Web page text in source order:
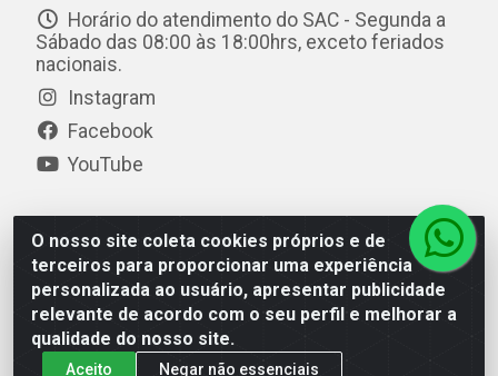
O nosso site coleta cookies próprios e de
terceiros para proporcionar uma experiência
personalizada ao usuário, apresentar publicidade
relevante de acordo com o seu perfil e melhorar a
qualidade do nosso site.
Aceito Negar não essenciais
Horário do atendimento do SAC - Segunda a
Sábado das 08:00 às 18:00hrs, exceto feriados
nacionais.
Instagram
Facebook
YouTube
Distac Distribuidora - Av. Durval de Góes Monteiro, 7049
- Jardim Petrópolis - Maceió/AL - CEP 57061-000 - CNPJ
08.072.649/0001-20